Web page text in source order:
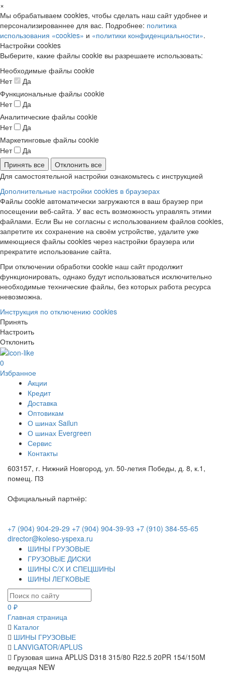
×
Мы обрабатываем cookies, чтобы сделать наш сайт удобнее и
персонализированнее для вас. Подробнее: политика
использования «cookies» и «политики конфиденциальности».
Настройки cookies
Выберите, какие файлы cookie вы разрешаете использовать:
Необходимые файлы cookie
Нет
Да
Функциональные файлы cookie
Нет
Да
Аналитические файлы cookie
Нет
Да
Маркетинговые файлы cookie
Нет
Да
Принять все
Отклонить все
Для самостоятельной настройки ознакомьтесь с инструкцией
Дополнительные настройки cookies в браузерах
Файлы cookie автоматически загружаются в ваш браузер при
посещении веб-сайта. У вас есть возможность управлять этими
файлами. Если Вы не согласны с использованием файлов cookies,
запретите их сохранение на своём устройстве, удалите уже
имеющиеся файлы cookies через настройки браузера или
прекратите использование сайта.
При отключении обработки cookie наш сайт продолжит
функционировать, однако будут использоваться исключительно
необходимые технические файлы, без которых работа ресурса
невозможна.
Инструкция по отключению cookies
Принять
Настроить
Отклонить
0
Избранное
Акции
Кредит
Доставка
Оптовикам
О шинах Sailun
О шинах Evergreen
Сервис
Контакты
603157, г. Нижний Новгород, ул. 50-летия Победы, д. 8, к.1,
помещ. П3
Официальный партнёр:
+7 (904) 904-29-29 +7 (904) 904-39-93 +7 (910) 384-55-65
director@koleso-yspexa.ru
ШИНЫ ГРУЗОВЫЕ
ГРУЗОВЫЕ ДИСКИ
ШИНЫ С/Х И СПЕЦШИНЫ
ШИНЫ ЛЕГКОВЫЕ
0 ₽
Главная страница
Каталог
ШИНЫ ГРУЗОВЫЕ
LANVIGATOR/APLUS
Грузовая шина APLUS D318 315/80 R22.5 20PR 154/150M
ведущая NEW